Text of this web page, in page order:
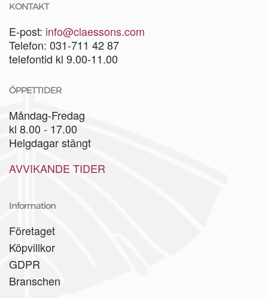
KONTAKT
E-post: info@claessons.com
Telefon: 031-711 42 87
telefontid kl 9.00-11.00
ÖPPETTIDER
Måndag-Fredag
kl 8.00 - 17.00
Helgdagar stängt
AVVIKANDE TIDER
Information
Företaget
Köpvillkor
GDPR
Branschen